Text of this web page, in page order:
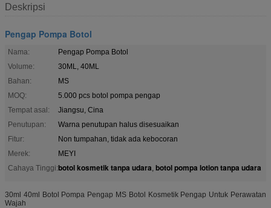
Deskripsi
Pengap Pompa Botol
Nama:
Pengap Pompa Botol
Volume:
30ML, 40ML
Bahan:
MS
MOQ:
5.000 pcs botol pompa pengap
Tempat asal:
Jiangsu, Cina
Penutupan:
Warna penutupan halus disesuaikan
Fitur:
Non tumpahan, tidak ada kebocoran
Merek:
MEYI
Cahaya Tinggi:botol kosmetik tanpa udara, botol pompa lotion tanpa udara
30ml 40ml Botol Pompa Pengap MS Botol Kosmetik Pengap Untuk Perawatan
Wajah